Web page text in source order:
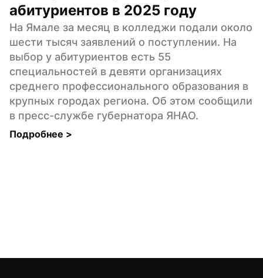
абитуриентов в 2025 году
На Ямале за месяц в колледжи подали около
шести тысяч заявлений о поступлении. На
выбор у абитуриентов есть 55
специальностей в девяти организациях
среднего профессионального образования в
крупных городах региона. Об этом сообщили
в пресс-службе губернатора ЯНАО.
Подробнее >